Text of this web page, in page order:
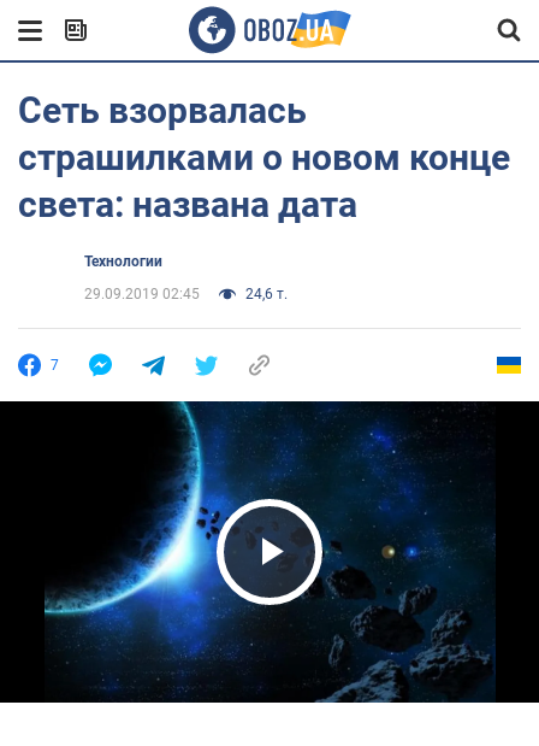
Сеть взорвалась
страшилками о новом конце
света: названа дата
Технологии
29.09.2019 02:45
24,6 т.
7
Play Video